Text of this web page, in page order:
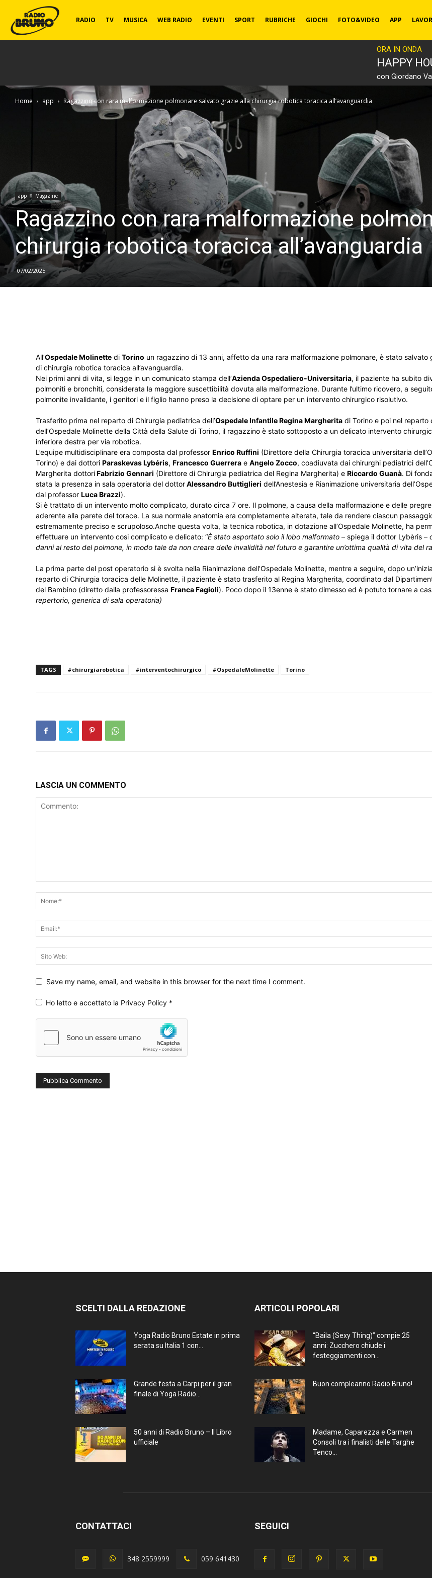
Radio
RADIO TV MUSICA WEB RADIO EVENTI SPORT RUBRICHE GIOCHI FOTO&VIDEO APP
ORA IN ONDA
HAPPY
con Giordano
Home app Ragazzino con rara malformazione polmonare salvato grazie alla chirurgia robotica toracica all’avanguardia
app Magazine
Ragazzino con rara malformazione
chirurgia robotica toracica all’avanguardia
07/02/2025
All’Ospedale Molinette di Torino un ragazzino di 13 anni, affetto da una rara malformazione polmonare, è stato salvato
di chirurgia robotica toracica all’avanguardia.
Nei primi anni di vita, si legge in un comunicato stampa dell’Azienda Ospedaliero-Universitaria, il paziente ha subito
polmoniti e bronchiti, considerata la maggiore suscettibilità dovuta alla malformazione. Durante l’ultimo ricovero, a
polmonite invalidante, i genitori e il figlio hanno preso la decisione di optare per un intervento chirurgico risolutivo.
Trasferito prima nel reparto di Chirurgia pediatrica dell’Ospedale Infantile Regina Margherita di Torino e poi nel reparto
dell’Ospedale Molinette della Città della Salute di Torino, il ragazzino è stato sottoposto a un delicato intervento
inferiore destra per via robotica.
L’equipe multidisciplinare era composta dal professor Enrico Ruffini (Direttore della Chirurgia toracica universitaria
Torino) e dai dottori Paraskevas Lybéris, Francesco Guerrera e Angelo Zocco, coadiuvata dai chirurghi pediatrici
Margherita dottoriFabrizio Gennari (Direttore di Chirurgia pediatrica del Regina Margherita) e Riccardo Guanà. Di
stata la presenza in sala operatoria del dottorAlessandro Buttiglieri dell’Anestesia e Rianimazione universitaria
dal professor Luca Brazzi).
Si è trattato di un intervento molto complicato, durato circa 7 ore. Il polmone, a causa della malformazione e delle
aderente alla parete del torace. La sua normale anatomia era completamente alterata, tale da rendere ciascun
estremamente preciso e scrupoloso.Anche questa volta, la tecnica robotica, in dotazione all’Ospedale Molinette, ha
effettuare un intervento cosi complicato e delicato: “È stato asportato solo il lobo malformato – spiega il dottor Lybèris –
danni al resto del polmone, in modo tale da non creare delle invalidità nel futuro e garantire un’ottima qualità di vita del
La prima parte del post operatorio si è svolta nella Rianimazione dell’Ospedale Molinette, mentre a seguire, dopo
reparto di Chirurgia toracica delle Molinette, il paziente è stato trasferito al Regina Margherita, coordinato dal
del Bambino (diretto dalla professoressa Franca Fagioli). Poco dopo il 13enne è stato dimesso ed è potuto tornare a
repertorio, generica di sala operatoria)
TAGS #chirurgiarobotica #interventochirurgico #OspedaleMolinette Torino
LASCIA UN COMMENTO
Save my name, email, and website in this browser for the next time I comment.
Ho letto e accettato la Privacy Policy *
SCELTI DALLA REDAZIONE
Yoga Radio Bruno Estate in prima
serata su Italia 1 con...
Grande festa a Carpi per il gran
finale di Yoga Radio...
50 anni di Radio Bruno – Il Libro
ufficiale
ARTICOLI POPOLARI
“Baila (Sexy Thing)” compie 25
anni: Zucchero chiude i
festeggiamenti con...
Buon compleanno Radio Bruno!
Madame, Caparezza e Carmen
Consoli tra i finalisti delle Targhe
Tenco...
CONTATTACI
348 2559999 059 641430
SEGUICI